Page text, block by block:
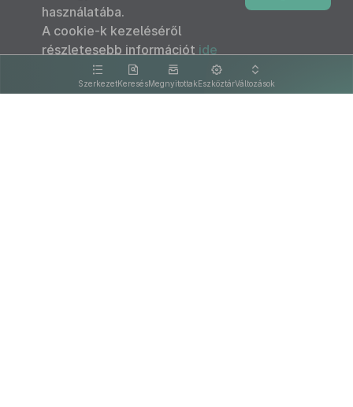
SzerkezetKeresésMegnyitottakEszköztárVáltozások
használatába.
A cookie-k kezeléséről
részletesebb információt ide
kattintva olvashat.